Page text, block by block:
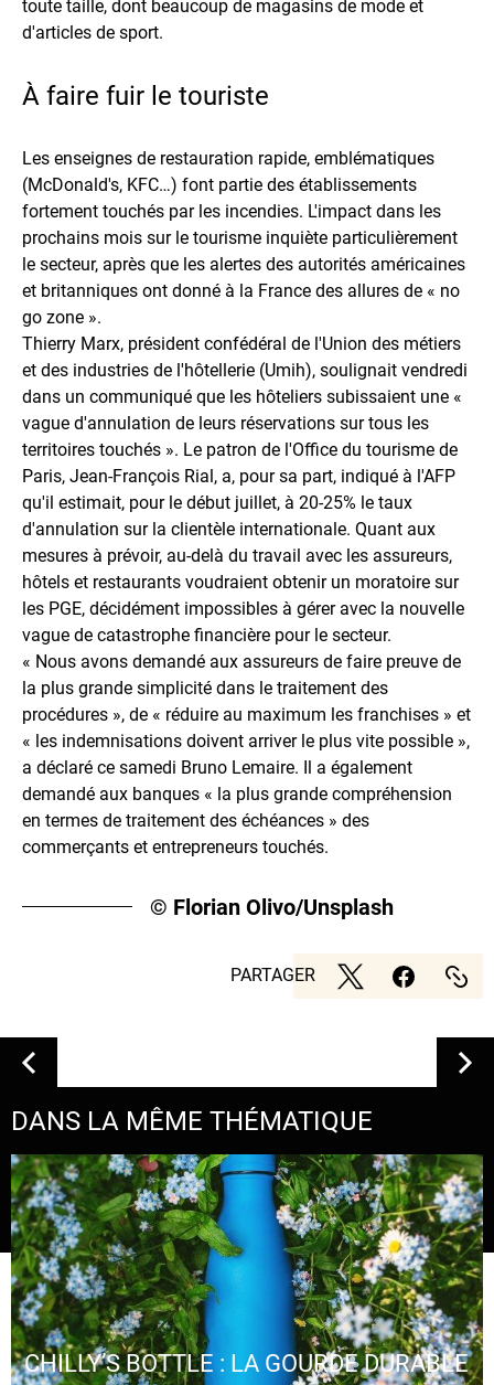
toute taille, dont beaucoup de magasins de mode et
d'articles de sport.
À faire fuir le touriste
Les enseignes de restauration rapide, emblématiques
(McDonald's, KFC…) font partie des établissements
fortement touchés par les incendies. L'impact dans les
prochains mois sur le tourisme inquiète particulièrement
le secteur, après que les alertes des autorités américaines
et britanniques ont donné à la France des allures de « no
go zone ».
Thierry Marx, président confédéral de l'Union des métiers
et des industries de l'hôtellerie (Umih), soulignait vendredi
dans un communiqué que les hôteliers subissaient une «
vague d'annulation de leurs réservations sur tous les
territoires touchés ». Le patron de l'Office du tourisme de
Paris, Jean-François Rial, a, pour sa part, indiqué à l'AFP
qu'il estimait, pour le début juillet, à 20-25% le taux
d'annulation sur la clientèle internationale. Quant aux
mesures à prévoir, au-delà du travail avec les assureurs,
hôtels et restaurants voudraient obtenir un moratoire sur
les PGE, décidément impossibles à gérer avec la nouvelle
vague de catastrophe financière pour le secteur.
« Nous avons demandé aux assureurs de faire preuve de
la plus grande simplicité dans le traitement des
procédures », de « réduire au maximum les franchises » et
« les indemnisations doivent arriver le plus vite possible »,
a déclaré ce samedi Bruno Lemaire. Il a également
demandé aux banques « la plus grande compréhension
en termes de traitement des échéances » des
commerçants et entrepreneurs touchés.
© Florian Olivo/Unsplash
PARTAGER
DANS LA MÊME THÉMATIQUE
CHILLY’S BOTTLE : LA GOURDE DURABLE